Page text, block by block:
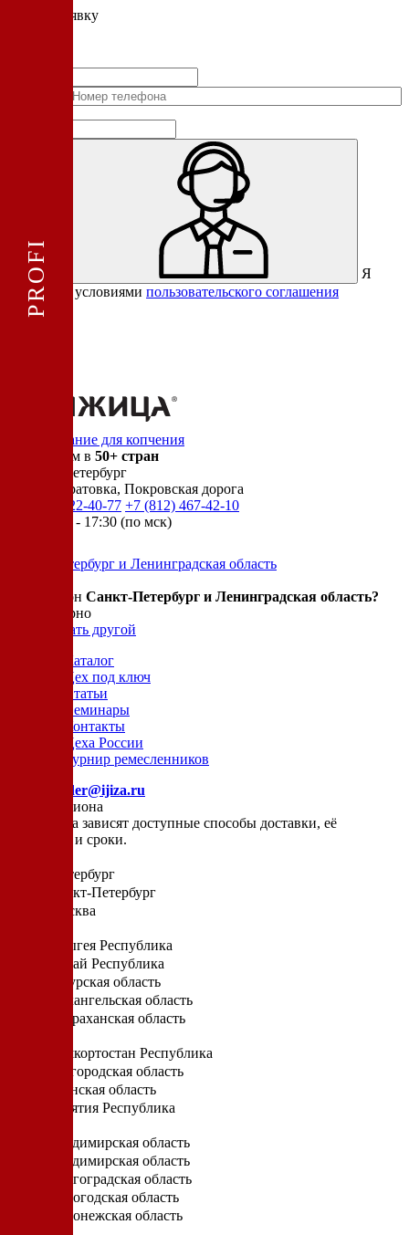
заявку
Соединенные
Отправить
Я
согласен с условиями пользовательского соглашения
Санкт-Петербург и Ленинградская область
Ваш регион Санкт-Петербург и Ленинградская область?
Да, все верно
Нет, выбрать другой
Оборудование для копчения
Доставляем в 50+ стран
Санкт-Петербург
п. Новосаратовка, Покровская дорога
+7 (905) 222-40-77 +7 (812) 467-42-10
пн-пт 9:00 - 17:30 (по мск)
Каталог
Цех под ключ
Статьи
Семинары
Контакты
Цеха России
Турнир ремесленников
order@ijiza.ru
Выбор региона
От региона зависят доступные способы доставки, её
стоимость и сроки.
Санкт-Петербург
Санкт-Петербург
Москва
Адыгея Республика
Алтай Республика
Амурская область
Архангельская область
Астраханская область
Башкортостан Республика
Белгородская область
Брянская область
Бурятия Республика
Владимирская область
Владимирская область
Волгоградская область
Вологодская область
Воронежская область